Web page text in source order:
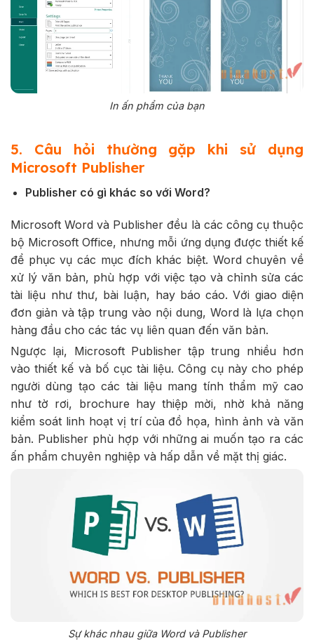
In ấn phẩm của bạn
5. Câu hỏi thường gặp khi sử dụng
Microsoft Publisher
Publisher có gì khác so với Word?
Microsoft Word và Publisher đều là các công cụ thuộc
bộ Microsoft Office, nhưng mỗi ứng dụng được thiết kế
để phục vụ các mục đích khác biệt. Word chuyên về
xử lý văn bản, phù hợp với việc tạo và chỉnh sửa các
tài liệu như thư, bài luận, hay báo cáo. Với giao diện
đơn giản và tập trung vào nội dung, Word là lựa chọn
hàng đầu cho các tác vụ liên quan đến văn bản.
Ngược lại, Microsoft Publisher tập trung nhiều hơn
vào thiết kế và bố cục tài liệu. Công cụ này cho phép
người dùng tạo các tài liệu mang tính thẩm mỹ cao
như tờ rơi, brochure hay thiệp mời, nhờ khả năng
kiểm soát linh hoạt vị trí của đồ họa, hình ảnh và văn
bản. Publisher phù hợp với những ai muốn tạo ra các
ấn phẩm chuyên nghiệp và hấp dẫn về mặt thị giác.
Sự khác nhau giữa Word và Publisher